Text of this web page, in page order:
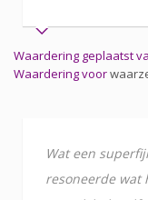
Waardering geplaatst
Waardering voor
Wat een
resoneerde wat